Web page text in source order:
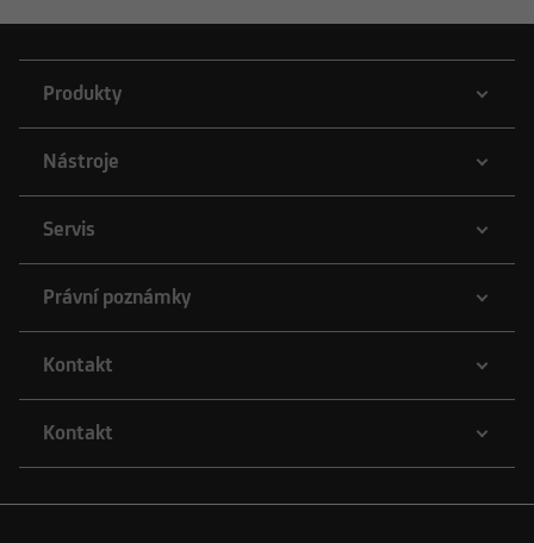
Produkty
Nástroje
Servis
Právní poznámky
Kontakt
Kontakt